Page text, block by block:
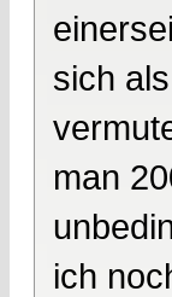
sich
man
ich